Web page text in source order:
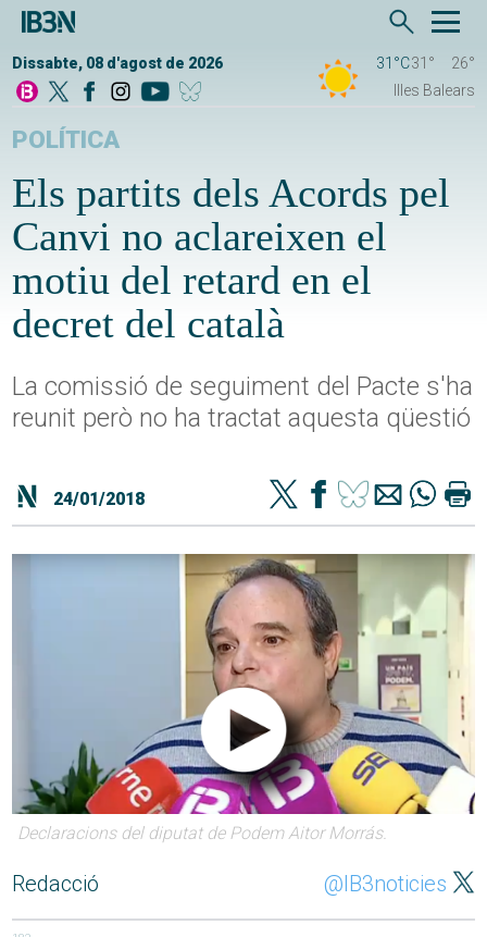
Dissabte, 08 d'agost de 2026 31°C31°
26°
Illes Balears
POLÍTICA
Els partits dels Acords pel
Canvi no aclareixen el
motiu del retard en el
decret del català
La comissió de seguiment del Pacte s'ha
reunit però no ha tractat aquesta qüestió
24/01/2018
Declaracions del diputat de Podem Aitor Morrás.
Redacció @IB3noticies